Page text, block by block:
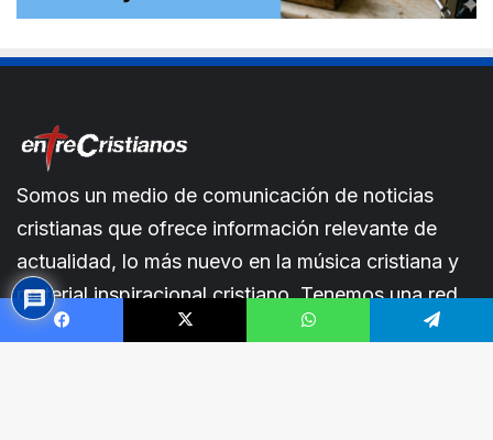
Somos un medio de comunicación de noticias
cristianas que ofrece información relevante de
actualidad, lo más nuevo en la música cristiana y
material inspiracional cristiano. Tenemos una red
de intercesión.En entreCristianos estamos siempre
Facebook X WhatsApp Telegram